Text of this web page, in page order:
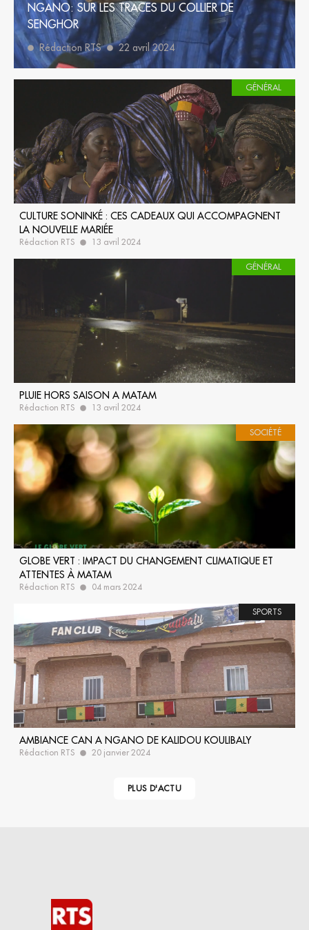
NGANO: SUR LES TRACES DU COLLIER DE
SENGHOR
Rédaction RTS 22 avril 2024
CULTURE SONINKÉ : CES CADEAUX QUI ACCOMPAGNENT
LA NOUVELLE MARIÉE
Rédaction RTS 13 avril 2024
GÉNÉRAL
PLUIE HORS SAISON A MATAM
Rédaction RTS 13 avril 2024
GÉNÉRAL
GLOBE VERT : IMPACT DU CHANGEMENT CLIMATIQUE ET
ATTENTES À MATAM
Rédaction RTS 04 mars 2024
SOCIÉTÉ
AMBIANCE CAN A NGANO DE KALIDOU KOULIBALY
Rédaction RTS 20 janvier 2024
SPORTS
PLUS D'ACTU